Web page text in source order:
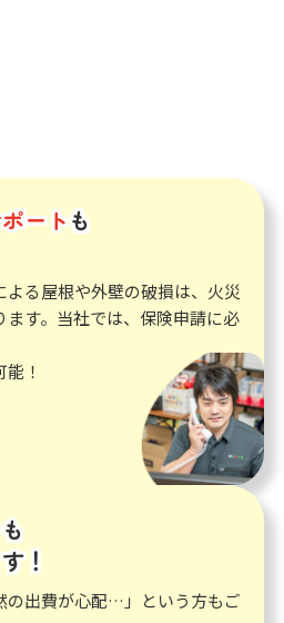
ートも
る屋根や外壁の破損は、火災
す。当社では、保険申請に必
！
も
！
の出費が心配…」という方もご